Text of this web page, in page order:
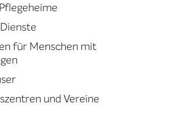
für Menschen mit
und Vereine